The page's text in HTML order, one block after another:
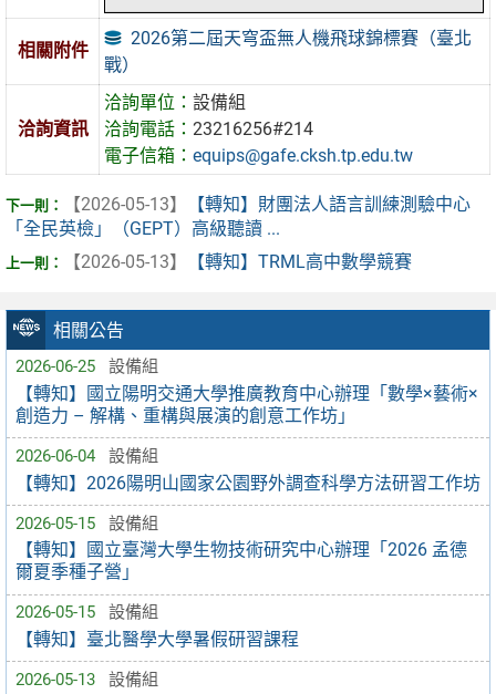
相關公告
2026-06-25 設備組
【轉知】國立陽明交通大學推廣教育中心辦理「數學×藝術×
創造力 – 解構、重構與展演的創意工作坊」
2026-06-04 設備組
【轉知】2026陽明山國家公園野外調查科學方法研習工作坊
2026-05-15 設備組
【轉知】國立臺灣大學生物技術研究中心辦理「2026 孟德
爾夏季種子營」
2026-05-15 設備組
【轉知】臺北醫學大學暑假研習課程
2026-05-13 設備組
相關附件
2026第二屆天穹盃無人機飛球錦標賽（臺北
戰）
洽詢資訊
洽詢單位：設備組
洽詢電話：23216256#214
電子信箱：equips@gafe.cksh.tp.edu.tw
【2026-05-13】
【轉知】財團法人語言訓練測驗中心
「全民英檢」（GEPT）高級聽讀 ...
【2026-05-13】
【轉知】TRML高中數學競賽